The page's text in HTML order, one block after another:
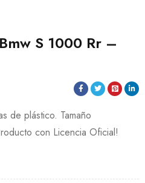
S 1000 Rr –
de plástico. Tamaño
con Licencia Oficial!